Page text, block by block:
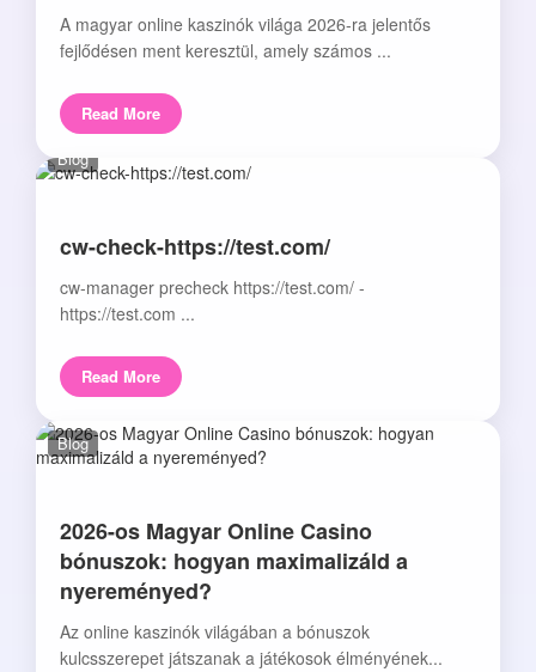
A magyar online kaszinók világa 2026-ra jelentős
fejlődésen ment keresztül, amely számos ...
Read More
Blog
cw-check-https://test.com/
cw-manager precheck https://test.com/ -
https://test.com ...
Read More
Blog
2026-os Magyar Online Casino
bónuszok: hogyan maximalizáld a
nyereményed?
Az online kaszinók világában a bónuszok
kulcsszerepet játszanak a játékosok élményének...